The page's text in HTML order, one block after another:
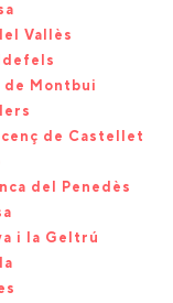
Vallès
de Montbui
de Castellet
del Penedès
i la Geltrú